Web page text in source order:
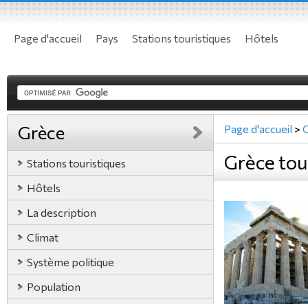
Page d'accueil Pays Stations touristiques Hôtels
Grèce
Stations touristiques
Hôtels
La description
Climat
Système politique
Population
Page d'accueil >
Grèce